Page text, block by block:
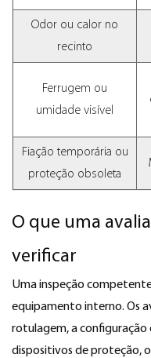
Odor ou calor no
recinto
Ferrugem ou
umidade visível
Fiação temporária ou
proteção obsoleta
O que uma
verificar
Uma inspeção
equipamento interno. Os
rotulagem, a configuração
dispositivos de proteção,